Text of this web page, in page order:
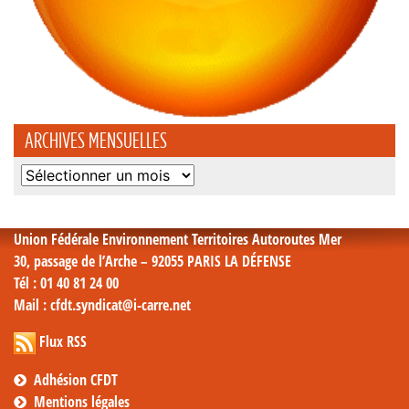
ARCHIVES MENSUELLES
Archives
Union Fédérale Environnement Territoires Autoroutes Mer
30, passage de l’Arche – 92055 PARIS LA DÉFENSE
Tél : 01 40 81 24 00
Mail : cfdt.syndicat@i-carre.net
Flux RSS
Adhésion CFDT
Mentions légales